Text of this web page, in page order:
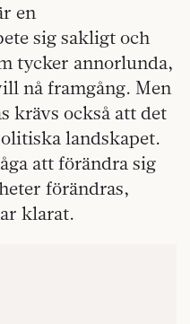
en
sig sakligt och
tycker annorlunda,
nå framgång. Men
krävs också att det
landskapet.
att förändra sig
förändras,
klarat.